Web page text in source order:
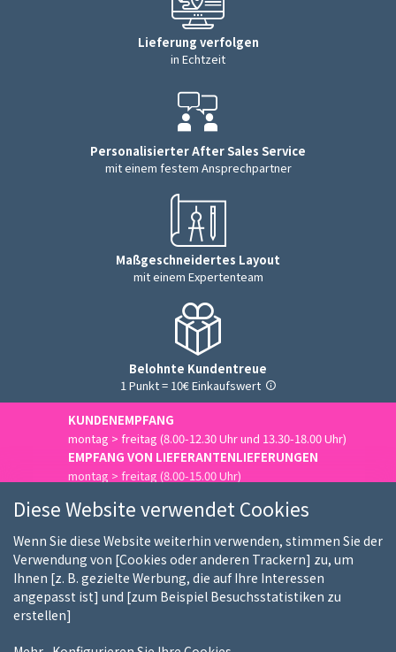
Lieferung verfolgen
in Echtzeit
Personalisierter After Sales Service
mit einem festem Ansprechpartner
Maßgeschneidertes Layout
mit einem Expertenteam
Belohnte Kundentreue
1 Punkt = 10€ Einkaufswert
KUNDENEMPFANG
montag > freitag (8.00-12.30 Uhr und 13.30-18.00 Uhr)
EMPFANG VON LIEFERANTENLIEFERUNGEN
montag > freitag (8.00-15.00 Uhr)
Wer sind wir Unsere Kunden
Unsere Marken
Stellenangebote
Diese Website verwendet Cookies
Wenn Sie diese Website weiterhin verwenden, stimmen Sie der
Verwendung von [Cookies oder anderen Trackern] zu, um
Ihnen [z. B. gezielte Werbung, die auf Ihre Interessen
angepasst ist] und [zum Beispiel Besuchsstatistiken zu
erstellen]